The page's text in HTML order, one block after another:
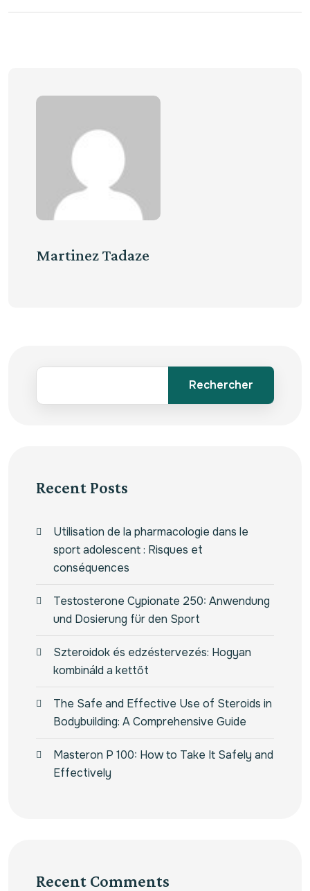
Martinez Tadaze
Rechercher
Recent Posts
Utilisation de la pharmacologie dans le
sport adolescent : Risques et
conséquences
Testosterone Cypionate 250: Anwendung
und Dosierung für den Sport
Szteroidok és edzéstervezés: Hogyan
kombináld a kettőt
The Safe and Effective Use of Steroids in
Bodybuilding: A Comprehensive Guide
Masteron P 100: How to Take It Safely and
Effectively
Recent Comments